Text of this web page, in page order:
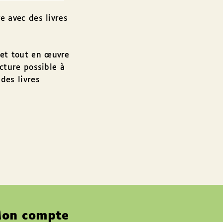
avec des livres
tout en œuvre
possible à
livres
compte